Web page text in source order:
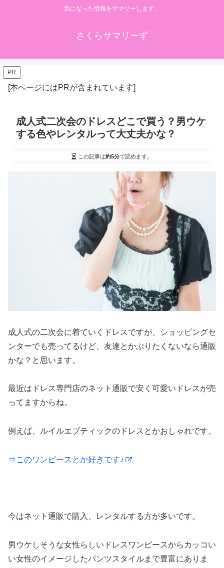
気になった情報をサマリーします。
さくらサマリーず
PR
[本ページにはPRが含まれています]
成人式二次会のドレスどこで買う？男ウケ
する色やレンタルって大丈夫かな？
この記事は約5分で読めます。
成人式の二次会に着ていくドレスですが、ショッピングセ
ンターでも売ってるけど、友達とかぶりたくないなら通販
かな？と思います。
最近はドレス専門店のネット通販で安く可愛いドレスが売
ってますからね。
例えば、ルイルエブティックのドレスとかおしゃれです。
⇒このワンピースとか好きです♪
今はネット通販で購入、レンタルする方が多いです。
男ウケしそうな女性らしいドレスワンピースからカッコい
い女性のイメージしたパンツスタイルまで豊富にありま